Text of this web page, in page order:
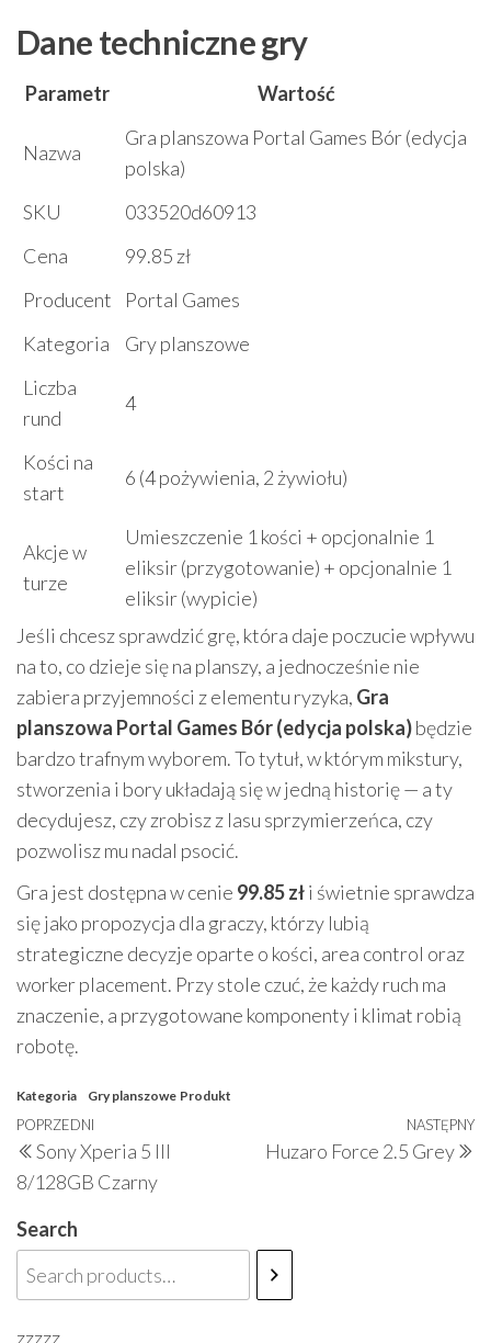
Dane techniczne gry
Parametr Wartość
Nazwa
Gra planszowa Portal Games Bór (edycja
polska)
SKU
033520d60913
Cena
99.85 zł
Producent
Portal Games
Kategoria
Gry planszowe
Liczba
rund
4
Kości na
start
6 (4 pożywienia, 2 żywiołu)
Akcje w
turze
Umieszczenie 1 kości + opcjonalnie 1
eliksir (przygotowanie) + opcjonalnie 1
eliksir (wypicie)
Jeśli chcesz sprawdzić grę, która daje poczucie wpływu
na to, co dzieje się na planszy, a jednocześnie nie
zabiera przyjemności z elementu ryzyka, Gra
planszowa Portal Games Bór (edycja polska)będzie
bardzo trafnym wyborem. To tytuł, w którym mikstury,
stworzenia i bory układają się w jedną historię — a ty
decydujesz, czy zrobisz z lasu sprzymierzeńca, czy
pozwolisz mu nadal psocić.
Gra jest dostępna w cenie 99.85 złi świetnie sprawdza
się jako propozycja dla graczy, którzy lubią
strategiczne decyzje oparte o kości, area control oraz
worker placement. Przy stole czuć, że każdy ruch ma
znaczenie, a przygotowane komponenty i klimat robią
robotę.
Kategoria Gry planszowe Produkt
Nawigacja
wpisu
Poprzedni
wpis
POPRZEDNI
Sony Xperia 5 III
8/128GB Czarny
NASTĘPNY
Huzaro Force 2.5 Grey
Search
zzzzz